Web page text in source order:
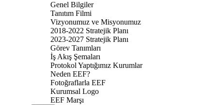
Genel Bilgiler
Tanıtım Filmi
Vizyonumuz ve Misyonumuz
2018-2022 Stratejik Planı
2023-2027 Stratejik Planı
Görev Tanımları
İş Akış Şemaları
Protokol Yaptığımız Kurumlar
Neden EEF?
Fotoğraflarla EEF
Kurumsal Logo
EEF Marşı